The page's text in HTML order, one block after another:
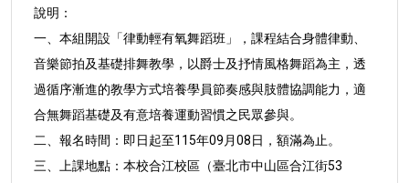
說明：
一、本組開設「律動輕有氧舞蹈班」，課程結合身體律動、
音樂節拍及基礎排舞教學，以爵士及抒情風格舞蹈為主，透
過循序漸進的教學方式培養學員節奏感與肢體協調能力， 適
合無舞蹈基礎及有意培養運動習慣之民眾參與。
二、報名時間：即日起至115年09月08日，額滿為止。
三、上課地點：本校合江校區（臺北市中山區合江街53